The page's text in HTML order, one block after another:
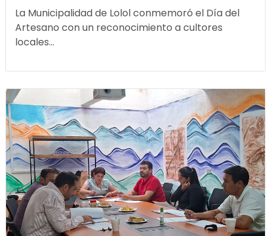
La Municipalidad de Lolol conmemoró el Día del
Artesano con un reconocimiento a cultores
locales...